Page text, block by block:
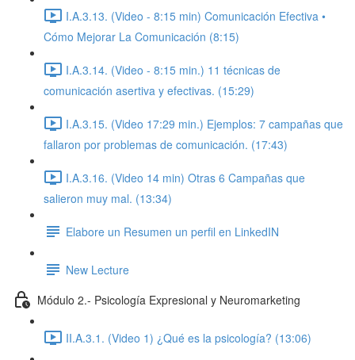
I.A.3.13. (Video - 8:15 min) Comunicación Efectiva •
Cómo Mejorar La Comunicación (8:15)
I.A.3.14. (Video - 8:15 min.) 11 técnicas de
comunicación asertiva y efectivas. (15:29)
I.A.3.15. (Video 17:29 min.) Ejemplos: 7 campañas que
fallaron por problemas de comunicación. (17:43)
I.A.3.16. (Video 14 min) Otras 6 Campañas que
salieron muy mal. (13:34)
Elabore un Resumen un perfil en LinkedIN
New Lecture
Módulo 2.- Psicología Expresional y Neuromarketing
II.A.3.1. (Video 1) ¿Qué es la psicología? (13:06)